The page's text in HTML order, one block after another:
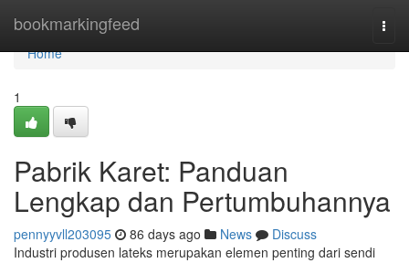
bookmarkingfeed
Home
Home
1
Pabrik Karet: Panduan
Lengkap dan Pertumbuhannya
pennyyvll203095 86 days ago News
Discuss
Industri produsen lateks merupakan elemen penting dari sendi